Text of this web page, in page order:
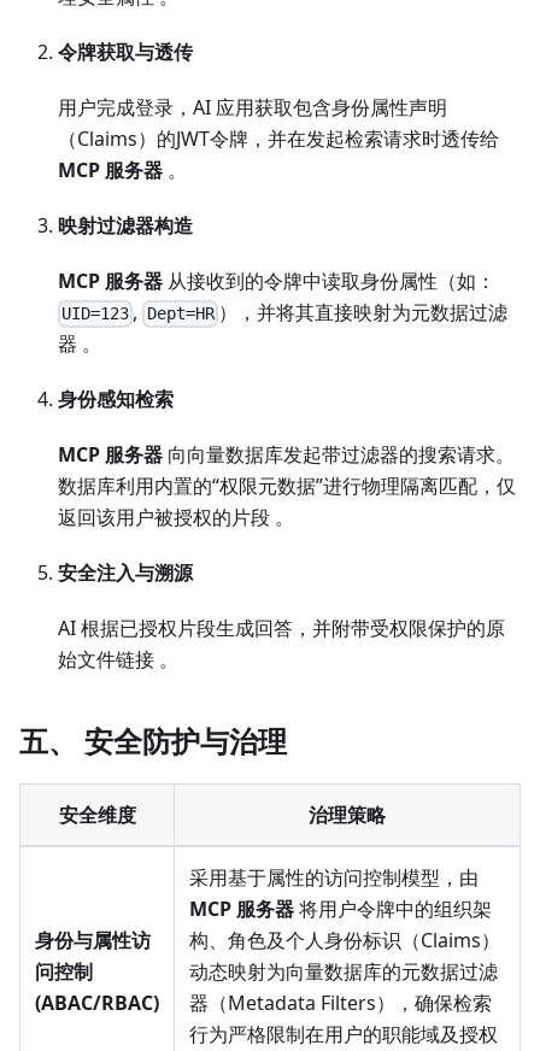
令牌获取与透传
用户完成登录，AI 应用获取包含身份属性声明
（Claims）的JWT令牌，并在发起检索请求时透传给
MCP 服务器 。
映射过滤器构造
MCP 服务器 从接收到的令牌中读取身份属性（如：
UID=123 , Dept=HR），并将其直接映射为元数据过滤
器 。
身份感知检索
MCP 服务器 向向量数据库发起带过滤器的搜索请求。
数据库利用内置的“权限元数据”进行物理隔离匹配，仅
返回该用户被授权的片段 。
安全注入与溯源
AI 根据已授权片段生成回答，并附带受权限保护的原
始文件链接 。
五、 安全防护与治理
安全维度 治理策略
身份与属性访
问控制
(ABAC/RBAC)
采用基于属性的访问控制模型，由
MCP 服务器将用户令牌中的组织架
构、角色及个人身份标识（Claims）
动态映射为向量数据库的元数据过滤
器（Metadata Filters），确保检索
行为严格限制在用户的职能域及授权